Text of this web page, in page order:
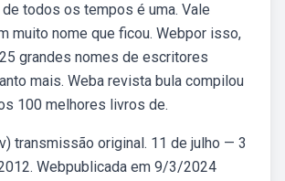
todos os tempos é uma. Vale
muito nome que ficou. Webpor isso,
grandes nomes de escritores
mais. Weba revista bula compilou
100 melhores livros de.
transmissão original. 11 de julho — 3
Webpublicada em 9/3/2024